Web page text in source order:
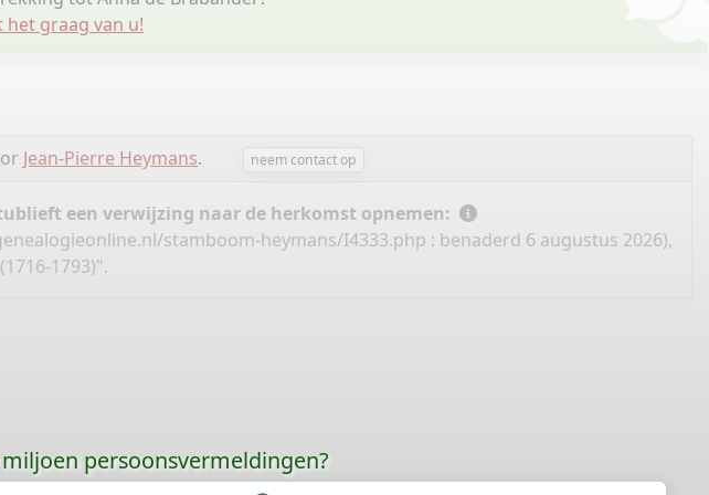
graag van u!
Jean-Pierre Heymans. neem contact op
een verwijzing naar de herkomst opnemen:
stamboom-heymans/I4333.php : benaderd 6 augustus 2026),
1793)".
persoonsvermeldingen?